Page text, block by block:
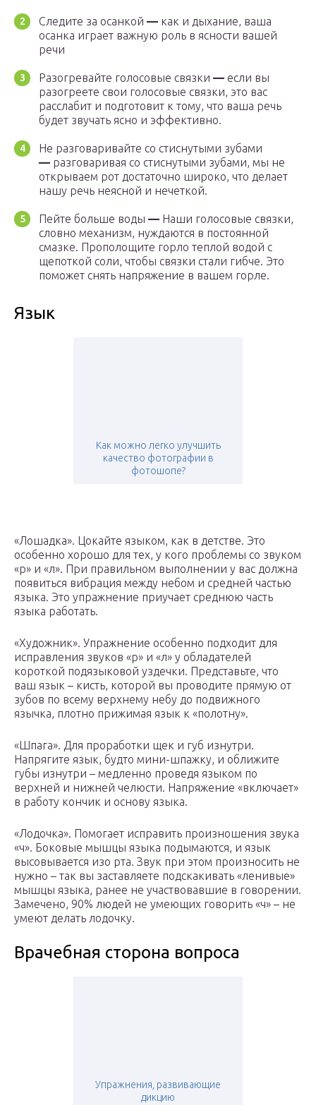
Следите за осанкой — как и дыхание, ваша
осанка играет важную роль в ясности вашей
речи
Разогревайте голосовые связки — если вы
разогреете свои голосовые связки, это вас
расслабит и подготовит к тому, что ваша речь
будет звучать ясно и эффективно.
Не разговаривайте со стиснутыми зубами
— разговаривая со стиснутыми зубами, мы не
открываем рот достаточно широко, что делает
нашу речь неясной и нечеткой.
Пейте больше воды — Наши голосовые связки,
словно механизм, нуждаются в постоянной
смазке. Прополощите горло теплой водой с
щепоткой соли, чтобы связки стали гибче. Это
поможет снять напряжение в вашем горле.
Язык
Как можно легко улучшить
качество фотографии в
фотошопе?
«Лошадка». Цокайте языком, как в детстве. Это
особенно хорошо для тех, у кого проблемы со звуком
«р» и «л». При правильном выполнении у вас должна
появиться вибрация между небом и средней частью
языка. Это упражнение приучает среднюю часть
языка работать.
«Художник». Упражнение особенно подходит для
исправления звуков «р» и «л» у обладателей
короткой подязыковой уздечки. Представьте, что
ваш язык – кисть, которой вы проводите прямую от
зубов по всему верхнему небу до подвижного
язычка, плотно прижимая язык к «полотну».
«Шпага». Для проработки щек и губ изнутри.
Напрягите язык, будто мини-шпажку, и оближите
губы изнутри – медленно проведя языком по
верхней и нижней челюсти. Напряжение «включает»
в работу кончик и основу языка.
«Лодочка». Помогает исправить произношения звука
«ч». Боковые мышцы языка подымаются, и язык
высовывается изо рта. Звук при этом произносить не
нужно – так вы заставляете подскакивать «ленивые»
мышцы языка, ранее не участвовавшие в говорении.
Замечено, 90% людей не умеющих говорить «ч» – не
умеют делать лодочку.
Врачебная сторона вопроса
Упражнения, развивающие
дикцию